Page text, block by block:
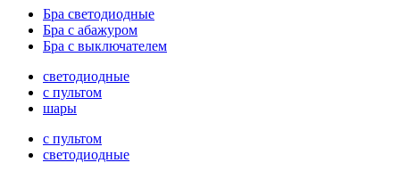
Бра светодиодные
Бра с абажуром
Бра с выключателем
светодиодные
с пультом
шары
с пультом
светодиодные